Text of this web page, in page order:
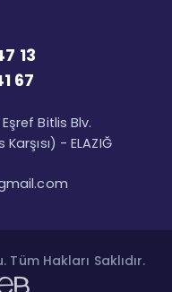
13
67
Bitlis Blv.
- ELAZIĞ
Hakları Saklıdır.